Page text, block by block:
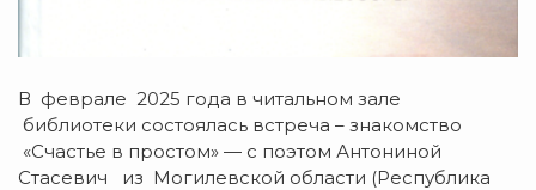
В феврале 2025 года в читальном зале
библиотеки состоялась встреча – знакомство
«Счастье в простом» — с поэтом Антониной
Стасевич из Могилевской области (Республика